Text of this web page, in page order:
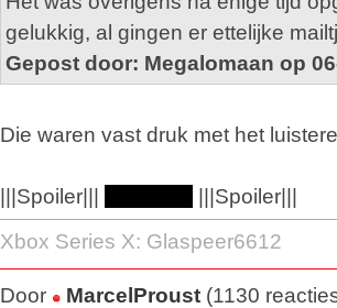
gelukkig, al gingen er ettelijke
Gepost door: Megalomaan op
Die waren vast druk met het
|||Spoiler|||
|||Spoiler|||
Xbox Series X: Glaspeer6612
Door MarcelProust (1130